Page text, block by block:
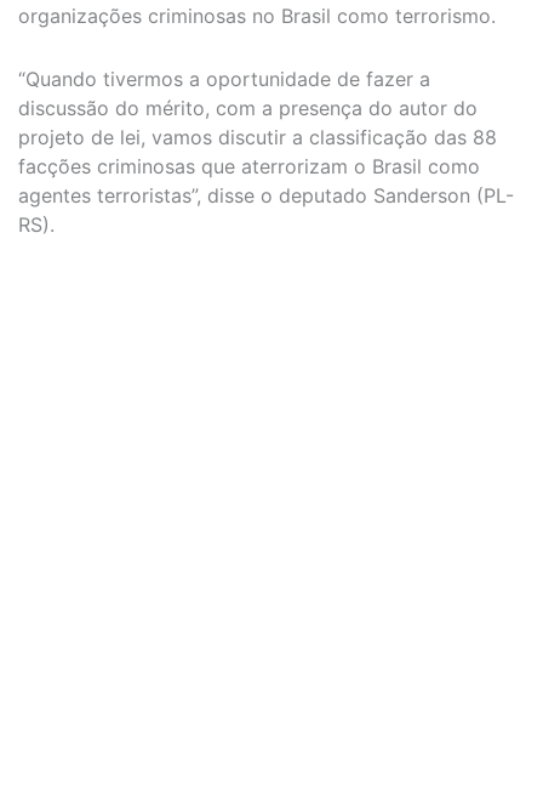
organizações criminosas no Brasil como terrorismo.
“Quando tivermos a oportunidade de fazer a
discussão do mérito, com a presença do autor do
projeto de lei, vamos discutir a classificação das 88
facções criminosas que aterrorizam o Brasil como
agentes terroristas”, disse o deputado Sanderson (PL-
RS).